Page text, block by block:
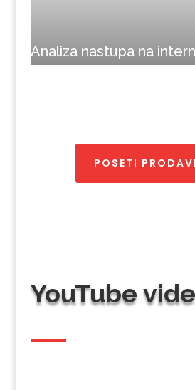
Analiza nastupa na
POSETI
YouTube